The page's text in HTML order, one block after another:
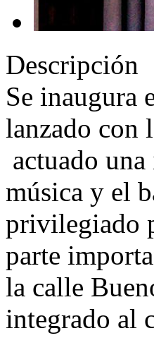
Descripción
Se inaugura
lanzado con
actuado
música y el
privilegiado
parte
la calle
integrado al